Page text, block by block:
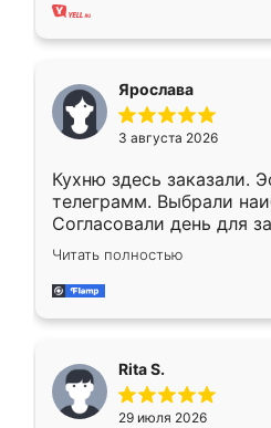
Ярослава
3 августа 2026
Кухню здесь заказали.
телеграмм. Выбрали
Согласовали день для
недели кухня была уже
довольны работой.
мебель за качественную
Читать полностью
Rita S.
29 июля 2026